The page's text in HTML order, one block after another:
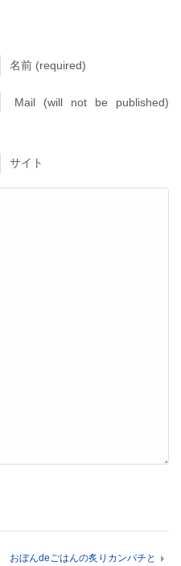
名前 (required)
Mail (will not be published)
サイト
おぼんdeごはんの炙りカンパチと